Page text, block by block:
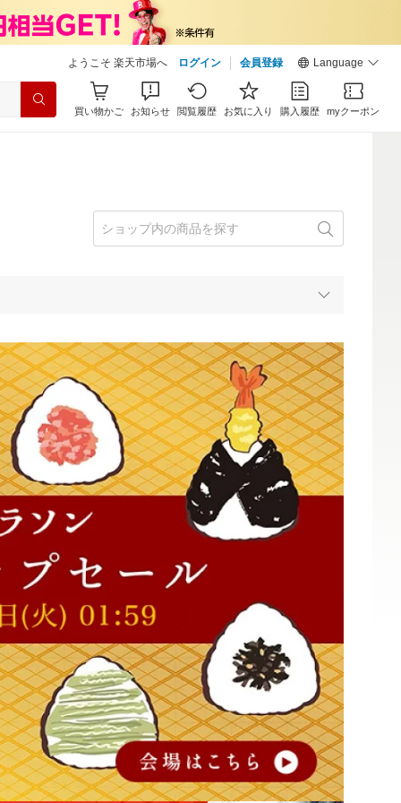
ようこそ 楽天市場へ ログイン 会員登録 Language
買い物かご お知らせ 閲覧履歴 お気に入り 購入履歴 myクーポン